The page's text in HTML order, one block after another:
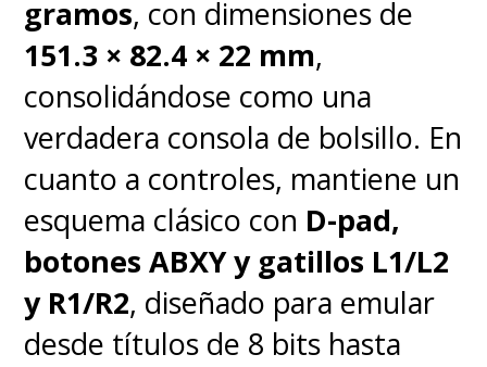
lo que vamos a hacer en
futuros sets a nivel visual
que es muy emocionante
pensar en las puertas que se
abrirán gracias a ello".
"Cada set tiene su propia
identidad, pero, en general, creo
gramos, con dimensiones de
151.3 × 82.4 × 22 mm,
consolidándose como una
verdadera consola de bolsillo. En
cuanto a controles, mantiene un
esquema clásico con D-pad,
botones ABXY y gatillos L1/L2
y R1/R2, diseñado para emular
desde títulos de 8 bits hasta